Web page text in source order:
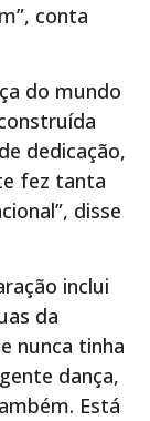
conta
do mundo
dedicação,
fez tanta
disse
inclui
da
nunca tinha
dança,
Está